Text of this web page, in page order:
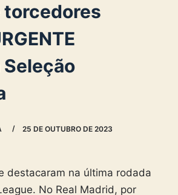
torcedores
25 DE OUTUBRO DE 2023
destacaram na última rodada
No Real Madrid, por